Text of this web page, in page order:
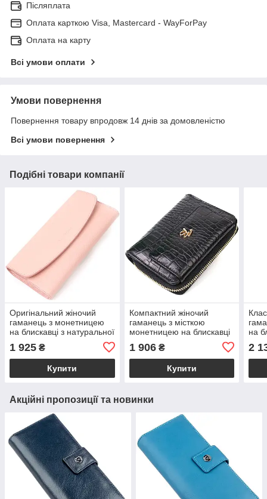
Післяплата
Оплата карткою Visa, Mastercard - WayForPay
Оплата на карту
Всі умови оплати
Умови повернення
Повернення товару впродовж 14 днів за домовленістю
Всі умови повернення
Подібні товари компанії
Оригінальний жіночий
гаманець з монетницею
на блискавці з натуральної
шкіри Tony Bellucci 21963
Пудровий
1 925 ₴
Купити
Компактний жіночий
гаманець з місткою
монетницею на блискавці
з натуральної шкіри Tony
Bellucci 22014 Чорний
1 906₴
Купити
на
2
Акційні пропозиції та новинки